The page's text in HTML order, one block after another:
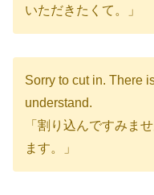
いただきたくて。」
Sorry to cut in. There
understand.
「割り込んですみま
ます。」